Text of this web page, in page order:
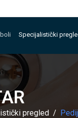
Specijalistički
pregled